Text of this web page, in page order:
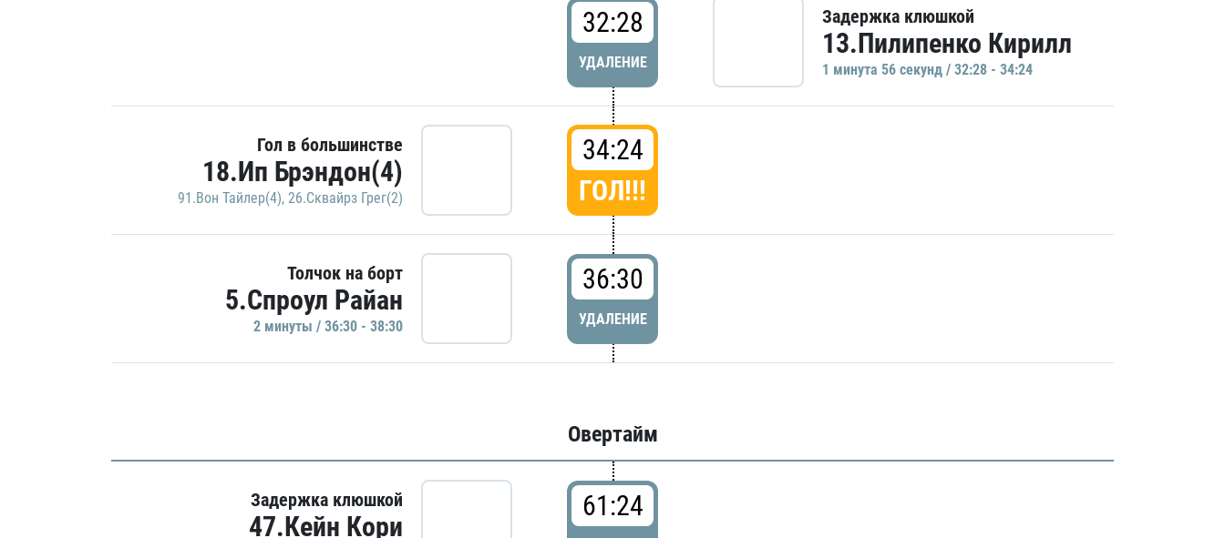
32:28
УДАЛЕНИЕ
Задержка клюшкой
13.Пилипенко Кирилл
1 минутa 56 секунд / 32:28 - 34:24
Гол в большинстве
18.Ип Брэндон(4)
91.Вон Тайлер(4), 26.Сквайрз Грег(2)
34:24
ГОЛ!!!
Толчок на борт
5.Спроул Райан
2 минуты / 36:30 - 38:30
36:30
УДАЛЕНИЕ
Овертайм
Задержка клюшкой
47.Кейн Кори
61:24